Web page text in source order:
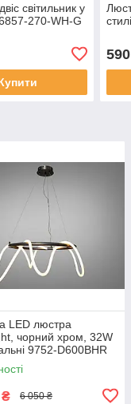
світильник у
270-WH-G
590
LED люстра
чорний хром, 32W
9752-D600BHR
₴ 6 050 ₴